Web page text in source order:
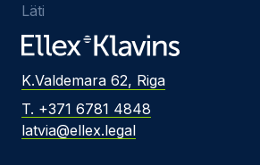
Läti
K.Valdemara 62, Riga
T. +371 6781 4848
latvia@ellex.legal